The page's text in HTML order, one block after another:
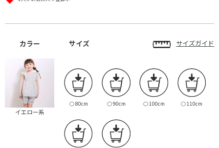
カラー サイズ サイズガイド
イエロー系
○80cm ○90cm ○100cm ○110cm